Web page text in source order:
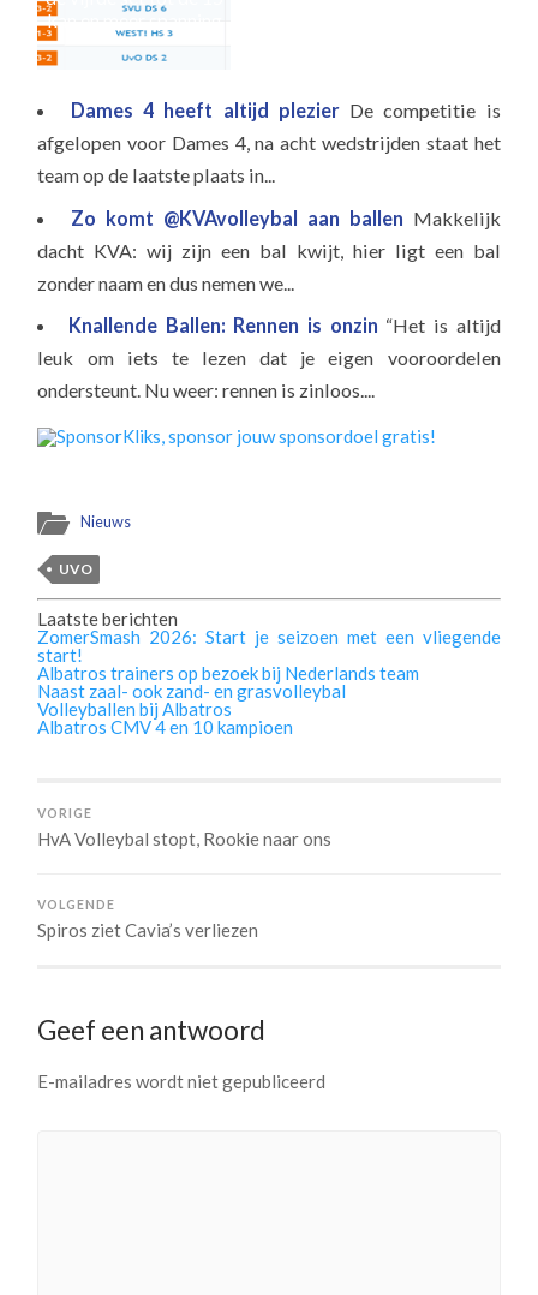
kan en meer spanning
Dames 4 heeft altijd plezier De competitie is
afgelopen voor Dames 4, na acht wedstrijden staat het
team op de laatste plaats in...
Zo komt @KVAvolleybal aan ballen Makkelijk
dacht KVA: wij zijn een bal kwijt, hier ligt een bal
zonder naam en dus nemen we...
Knallende Ballen: Rennen is onzin “Het is altijd
leuk om iets te lezen dat je eigen vooroordelen
ondersteunt. Nu weer: rennen is zinloos....
Nieuws
UVO
Laatste berichten
ZomerSmash 2026: Start je seizoen met een vliegende
start!
Albatros trainers op bezoek bij Nederlands team
Naast zaal- ook zand- en grasvolleybal
Volleyballen bij Albatros
Albatros CMV 4 en 10 kampioen
VORIGE
HvA Volleybal stopt, Rookie naar ons
VOLGENDE
Spiros ziet Cavia’s verliezen
Geef een antwoord
E-mailadres wordt niet gepubliceerd